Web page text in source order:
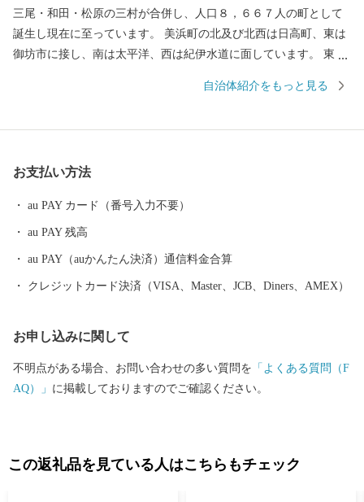
三尾・和田・松原の三村が合併し、人口８，６６７人の町として
誕生し現在に至っています。 美浜町の北及び北西は日高町、東は
御坊市に接し、南は太平洋、西は紀伊水道に面しています。 東西
平方キロメートルの町で、面積では和歌山県下で二番目に狭い町
く受けています。 太平洋に面する砂州海岸には、全長約４．５キ
ロメートル、幅は広い所で約５００メートルの近畿最大の松林
自治体紹介をもっと見る
お支払い方法
au PAY カード（番号入力不要）
au PAY 残高
au PAY（auかんたん決済）通信料金合算
クレジットカード決済（VISA、Master、JCB、Diners、AMEX）
お申し込みに関して
不明点がある場合、お問い合わせの多い質問を 「よくある質問（F
AQ）」 に掲載しておりますのでご確認ください。
この返礼品を見ている人はこちらもチェック